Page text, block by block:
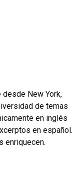
desde New York,
de temas
en inglés
en español.
enriquecen.